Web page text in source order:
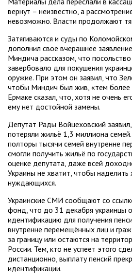
вернут – неизвестно, а
невозможно. Власти продолжают
Затягиваются и суды по
дополнил своё вчерашнее
Миндича рассказом, что
завербовало для покушения
оружие. При этом он заявил, что
чтобы Миндич был жив, «тем более
Ермаке сказал, что, хотя не очень
ему нет достойной замены.
Депутат Рады Войцеховский
потеряли жильё 1,3 миллиона
полторы тысячи семей внутренне
смогли получить жильё по
оценке депутата, даже всей
Украины не хватит, чтобы наделить
нуждающихся.
Украинские СМИ сообщают со
фонд, что до 31 декабря украинцы
идентификацию для получения
внутренне перемещённых лиц и
за границу или остаются на
России. Тем, кто не успеет этого
дистанционно, выплату пенсий
идентификации.